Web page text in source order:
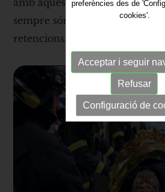
sempre són greus, sí que
retencions.
preferències des de
cookies'.
Acceptar i seguir
Refusar
Configuració de